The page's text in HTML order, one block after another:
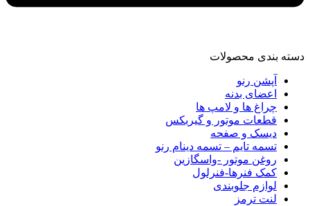
دسته‌ بندی محصولات
آپشن رنو
اعضای بدنه
چراغ ها و لامپ ها
قطعات موتور و گیربکس
دیسک و صفحه
تسمه تایم – تسمه دینام رنو
روغن موتور -واسگازین
کمک فنرها-فنرلول
لوازم جلوبندی
لنت ترمز